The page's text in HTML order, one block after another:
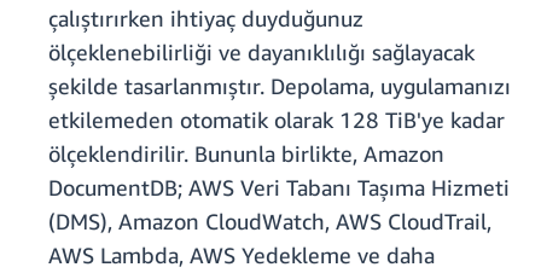
çalıştırırken ihtiyaç duyduğunuz
ölçeklenebilirliği ve dayanıklılığı sağlayacak
şekilde tasarlanmıştır. Depolama, uygulamanızı
etkilemeden otomatik olarak 128 TiB'ye kadar
ölçeklendirilir. Bununla birlikte, Amazon
DocumentDB; AWS Veri Tabanı Taşıma Hizmeti
(DMS), Amazon CloudWatch, AWS CloudTrail,
AWS Lambda, AWS Yedekleme ve daha